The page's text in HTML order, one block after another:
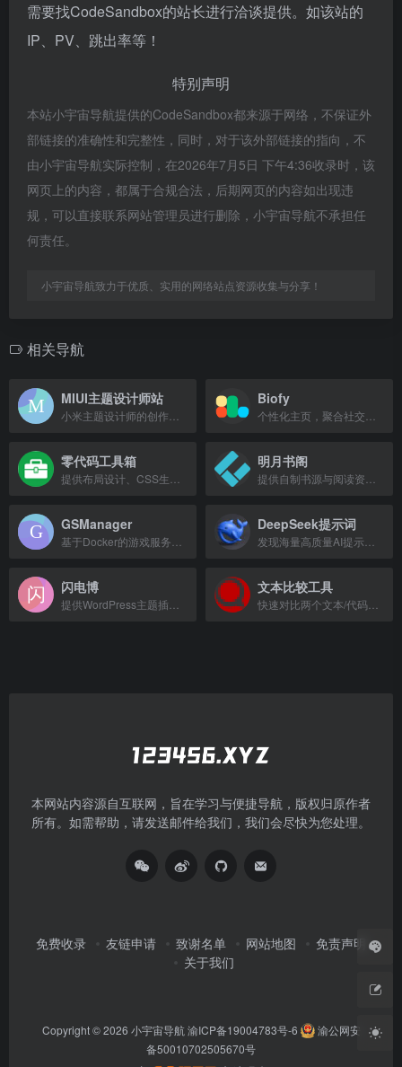
需要找CodeSandbox的站长进行洽谈提供。如该站的
IP、PV、跳出率等！
特别声明
本站小宇宙导航提供的CodeSandbox都来源于网络，不保证外
部链接的准确性和完整性，同时，对于该外部链接的指向，不
由小宇宙导航实际控制，在2026年7月5日 下午4:36收录时，该
网页上的内容，都属于合规合法，后期网页的内容如出现违
规，可以直接联系网站管理员进行删除，小宇宙导航不承担任
何责任。
小宇宙导航致力于优质、实用的网络站点资源收集与分享！
相关导航
MIUI主题设计师站 Biofy
零代码工具箱 明月书阁
GSManager DeepSeek提示词
闪电博 文本比较工具
本网站内容源自互联网，旨在学习与便捷导航，版权归原作者
所有。如需帮助，请发送邮件给我们，我们会尽快为您处理。
免费收录 友链申请 致谢名单 网站地图
免责声明
关于我们
Copyright © 2026 小宇宙导航 渝ICP备19004783号-6
渝公网安
备50010702505670号